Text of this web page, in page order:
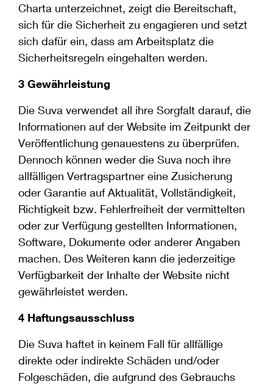
Charta unterzeichnet, zeigt die Bereitschaft,
sich für die Sicherheit zu engagieren und setzt
sich dafür ein, dass am Arbeitsplatz die
Sicherheitsregeln eingehalten werden.
3 Gewährleistung
Die Suva verwendet all ihre Sorgfalt darauf, die
Informationen auf der Website im Zeitpunkt der
Veröffentlichung genauestens zu überprüfen.
Dennoch können weder die Suva noch ihre
allfälligen Vertragspartner eine Zusicherung
oder Garantie auf Aktualität, Vollständigkeit,
Richtigkeit bzw. Fehlerfreiheit der vermittelten
oder zur Verfügung gestellten Informationen,
Software, Dokumente oder anderer Angaben
machen. Des Weiteren kann die jederzeitige
Verfügbarkeit der Inhalte der Website nicht
gewährleistet werden.
4 Haftungsausschluss
Die Suva haftet in keinem Fall für allfällige
direkte oder indirekte Schäden und/oder
Folgeschäden, die aufgrund des Gebrauchs